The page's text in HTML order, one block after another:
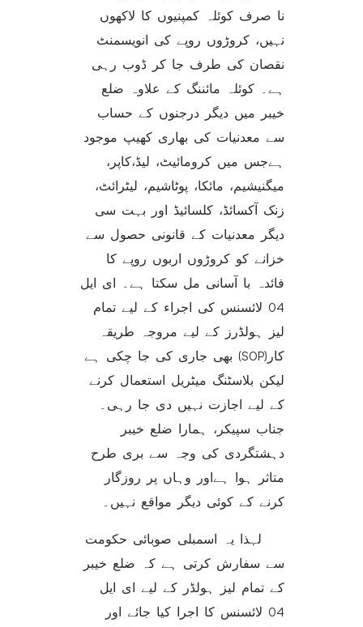
نا صرف کوئلہ کمپنیوں کا لاکھوں
نہیں، کروڑوں روپے کی انویسمنٹ
نقصان کی طرف جا کر ڈوب رہی
ہے۔ کوئلہ مائننگ کے علاوہ ضلع
خیبر میں دیگر درجنوں کے حساب
سے معدنیات کی بھاری کھیپ موجود
ہےجس میں کرومائیٹ، لیڈ،کاپر،
میگنیشیم، مائکا، پوٹاشیم، لیٹرائٹ،
زنک آکسائڈ، کلسائیڈ اور بہت سی
دیگر معدنیات کے قانونی حصول سے
خزانے کو کروڑوں اربوں روپے کا
فائدہ با آسانی مل سکتا ہے۔ ای ایل
04 لائسنس کی اجراء کے لیے تمام
لیز ہولڈرز کے لیے مروجہ طریقہ
کار(SOP) بھی جاری کی جا چکی ہے
لیکن بلاسٹنگ میٹریل استعمال کرنے
کے لیے اجازت نہیں دی جا رہی۔
جناب سپیکر، ہمارا ضلع خیبر
دہشتگردی کی وجہ سے بری طرح
متاثر ہوا ہےاور وہاں پر روزگار
کرنے کے کوئی دیگر مواقع نہیں۔
لہذا یہ اسمبلی صوبائی حکومت
سے سفارش کرتی ہے کہ ضلع خیبر
کے تمام لیز ہولڈر کے لیے ای ایل
04 لائسنس کا اجرا کیا جائے اور